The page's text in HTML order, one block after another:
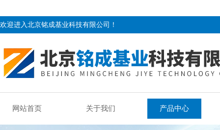
欢迎进入北京铭成基业科技有限公司！
网站首页 关于我们 产品中心